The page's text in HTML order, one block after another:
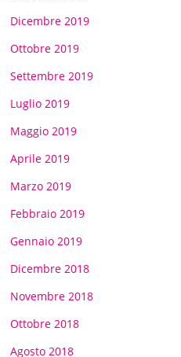
Dicembre 2019
Ottobre 2019
Settembre 2019
Luglio 2019
Maggio 2019
Aprile 2019
Marzo 2019
Febbraio 2019
Gennaio 2019
Dicembre 2018
Novembre 2018
Ottobre 2018
Agosto 2018